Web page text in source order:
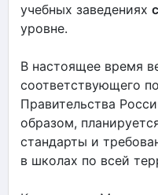
учебных заведениях
уровне.
В настоящее время
соответствующего
Правительства
образом,
стандарты и
в школах по всей